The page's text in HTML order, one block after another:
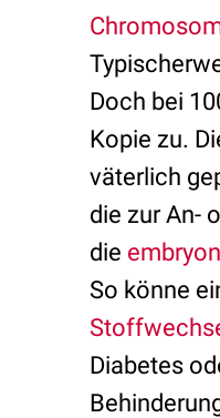
Doch bei
Kopie zu.
väterlich
die zur An-
die
So könne
Diabetes